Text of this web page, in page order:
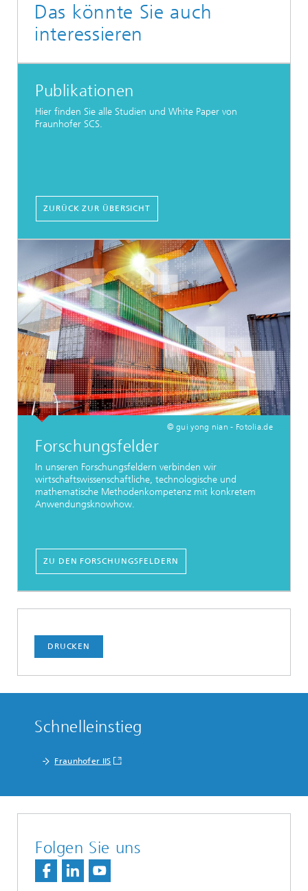
Das könnte Sie auch
interessieren
Publikationen
Hier finden Sie alle Studien und White Paper von
Fraunhofer SCS.
ZURÜCK ZUR ÜBERSICHT
© gui yong nian - Fotolia.de
Forschungsfelder
In unseren Forschungsfeldern verbinden wir
wirtschaftswissenschaftliche, technologische und
mathematische Methodenkompetenz mit konkretem
Anwendungsknowhow.
ZU DEN FORSCHUNGSFELDERN
DRUCKEN
Schnelleinstieg
Fraunhofer IIS
Folgen Sie uns